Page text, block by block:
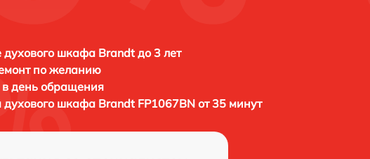
духового шкафа Brandt до 3 лет
по желанию
в день обращения
духового шкафа Brandt FP1067BN от 35 минут